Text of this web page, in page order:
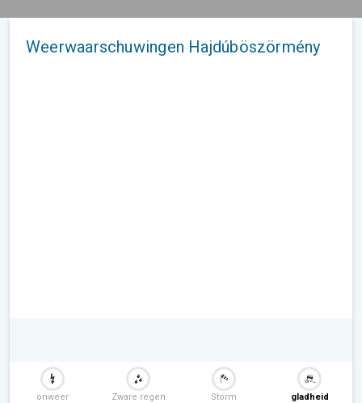
Weerwaarschuwingen Hajdúböszörmény
onweer Zware regen Storm gladheid